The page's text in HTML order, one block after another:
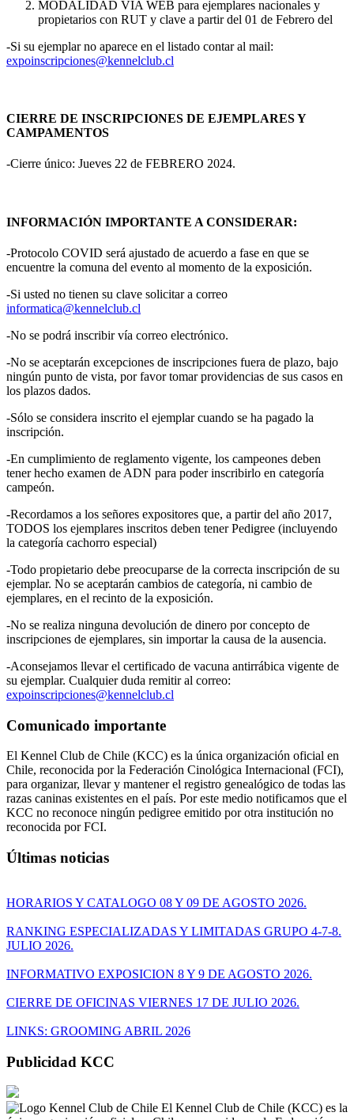
MODALIDAD VÍA WEB para ejemplares nacionales y
propietarios con RUT y clave a partir del 01 de Febrero del
-Si su ejemplar no aparece en el listado contar al mail:
expoinscripciones@kennelclub.cl
CIERRE DE INSCRIPCIONES DE EJEMPLARES Y
CAMPAMENTOS
-Cierre único: Jueves 22 de FEBRERO 2024.
INFORMACIÓN IMPORTANTE A CONSIDERAR:
-Protocolo COVID será ajustado de acuerdo a fase en que se
encuentre la comuna del evento al momento de la exposición.
-Si usted no tienen su clave solicitar a correo
informatica@kennelclub.cl
-No se podrá inscribir vía correo electrónico.
-No se aceptarán excepciones de inscripciones fuera de plazo, bajo
ningún punto de vista, por favor tomar providencias de sus casos en
los plazos dados.
-Sólo se considera inscrito el ejemplar cuando se ha pagado la
inscripción.
-En cumplimiento de reglamento vigente, los campeones deben
tener hecho examen de ADN para poder inscribirlo en categoría
campeón.
-Recordamos a los señores expositores que, a partir del año 2017,
TODOS los ejemplares inscritos deben tener Pedigree (incluyendo
la categoría cachorro especial)
-Todo propietario debe preocuparse de la correcta inscripción de su
ejemplar. No se aceptarán cambios de categoría, ni cambio de
ejemplares, en el recinto de la exposición.
-No se realiza ninguna devolución de dinero por concepto de
inscripciones de ejemplares, sin importar la causa de la ausencia.
-Aconsejamos llevar el certificado de vacuna antirrábica vigente de
su ejemplar. Cualquier duda remitir al correo:
expoinscripciones@kennelclub.cl
Comunicado importante
El Kennel Club de Chile (KCC) es la única organización oficial en
Chile, reconocida por la Federación Cinológica Internacional (FCI),
para organizar, llevar y mantener el registro genealógico de todas las
razas caninas existentes en el país. Por este medio notificamos que el
KCC no reconoce ningún pedigree emitido por otra institución no
reconocida por FCI.
Últimas noticias
HORARIOS Y CATALOGO 08 Y 09 DE AGOSTO 2026.
RANKING ESPECIALIZADAS Y LIMITADAS GRUPO 4-7-8.
JULIO 2026.
INFORMATIVO EXPOSICION 8 Y 9 DE AGOSTO 2026.
CIERRE DE OFICINAS VIERNES 17 DE JULIO 2026.
LINKS: GROOMING ABRIL 2026
Publicidad KCC
El Kennel Club de Chile (KCC) es la